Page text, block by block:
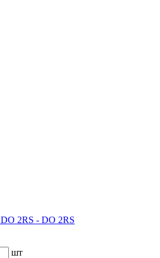
2RS - DO 2RS
шт